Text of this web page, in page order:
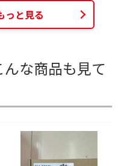
っと見る
な商品も見て